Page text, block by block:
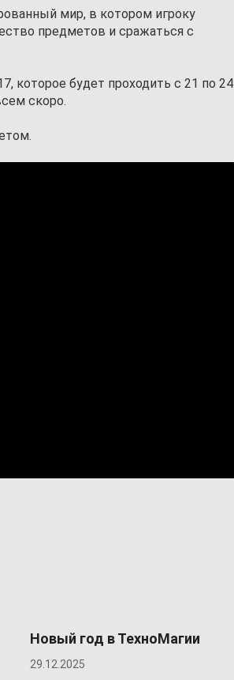
мир, в котором игроку
предметов и сражаться с
которое будет проходить с 21 по 24
скоро.
Новый год в ТехноМагии
29.12.2025